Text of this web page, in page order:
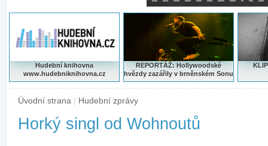
Hudební knihovna
www.hudebniknihovna.cz
REPORTÁŽ: Hollywoodské
hvězdy zazářily v brněnském Sonu
Úvodní strana | Hudební zprávy
Horký singl od Wohnoutů